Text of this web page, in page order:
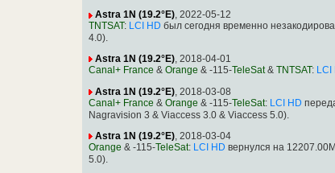
Astra 1N (19.2°E), 2022-05-12
TNTSAT: LCI HD был сегодня временно
4.0).
Astra 1N (19.2°E), 2018-04-01
Canal+ France & Orange & -115-TeleSat& TNTSAT: LCI
Astra 1N (19.2°E), 2018-03-08
Canal+ France & Orange & -115-TeleSat: LCI HD
Nagravision 3 & Viaccess 3.0 & Viaccess 5.0).
Astra 1N (19.2°E) , 2018-03-04
Orange & -115-TeleSat: LCI HD вернулся на
5.0).